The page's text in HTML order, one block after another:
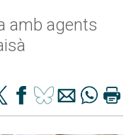
amb agents